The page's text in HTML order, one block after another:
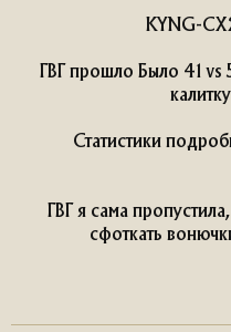
KYNG-
ГВГ прошло Было 41 vs
Статистики
ГВГ я сама
сфоткать